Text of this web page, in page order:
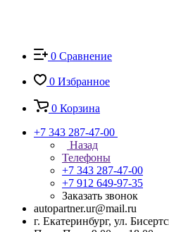
0 Сравнение
0 Избранное
0 Корзина
+7 343 287-47-00
Назад
Телефоны
+7 343 287-47-00
+7 912 649-97-35
Заказать звонок
autopartner.ur@mail.ru
г. Екатеринбург, ул.